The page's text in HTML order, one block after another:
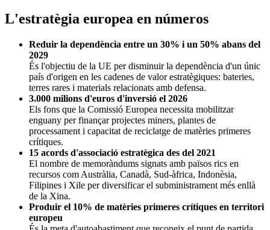
L'estratègia europea en números
Reduir la dependència entre un 30% i un 50% abans del
2029
És l'objectiu de la UE per disminuir la dependència d'un únic
país d'origen en les cadenes de valor estratègiques: bateries,
terres rares i materials relacionats amb defensa.
3.000 milions d'euros d'inversió el 2026
Els fons que la Comissió Europea necessita mobilitzar
enguany per finançar projectes miners, plantes de
processament i capacitat de reciclatge de matèries primeres
crítiques.
15 acords d'associació estratègica des del 2021
El nombre de memoràndums signats amb països rics en
recursos com Austràlia, Canadà, Sud-àfrica, Indonèsia,
Filipines i Xile per diversificar el subministrament més enllà
de la Xina.
Produir el 10% de matèries primeres crítiques en territori
europeu